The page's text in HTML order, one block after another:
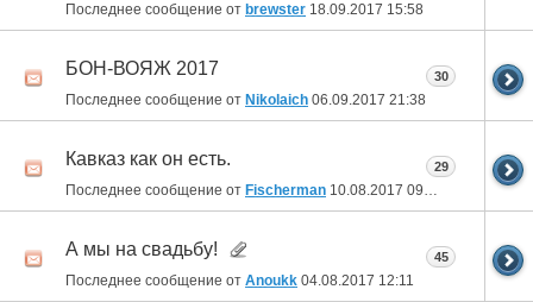
Последнее сообщение от brewster 18.09.2017 15:58
БОН-ВОЯЖ 2017
Последнее сообщение от Nikolaich 06.09.2017 21:38
30
Кавказ как он есть.
Последнее сообщение от Fischerman 10.08.2017 09:52
29
А мы на свадьбу!
Последнее сообщение от Anoukk 04.08.2017 12:11
45